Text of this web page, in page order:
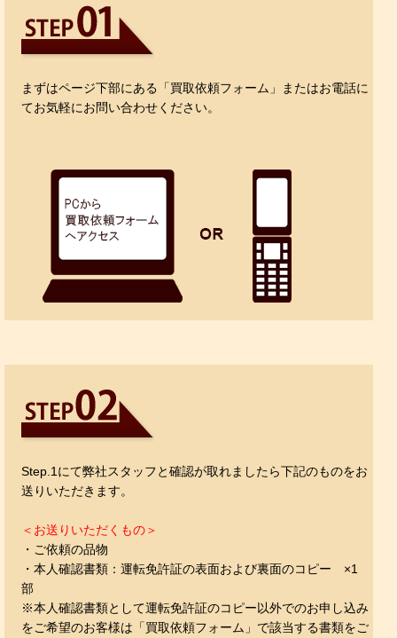
まずはページ下部にある「買取依頼フォーム」またはお電話に
てお気軽にお問い合わせください。
Step.1にて弊社スタッフと確認が取れましたら下記のものをお
送りいただきます。
＜お送りいただくもの＞
・ご依頼の品物
・本人確認書類：運転免許証の表面および裏面のコピー ×1
部
※本人確認書類として運転免許証のコピー以外でのお申し込み
をご希望のお客様は「買取依頼フォーム」で該当する書類をご